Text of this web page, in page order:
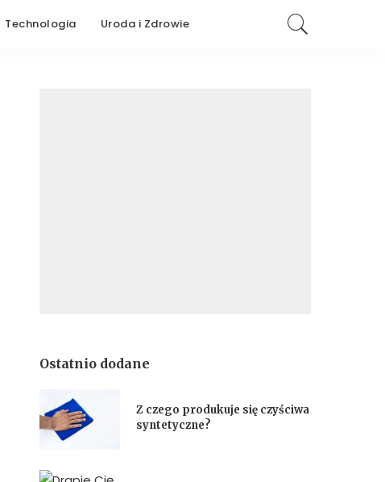
Technologia Uroda i Zdrowie
Ostatnio dodane
Z czego produkuje się czyściwa
syntetyczne?